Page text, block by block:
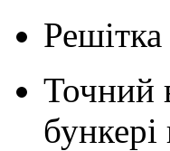
Точний
бункері